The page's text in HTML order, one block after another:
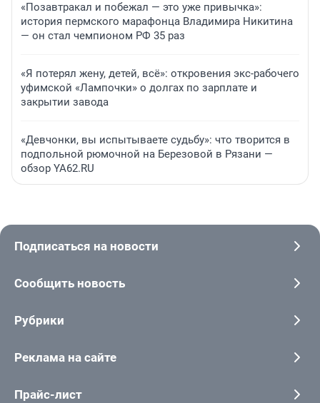
«Позавтракал и побежал — это уже привычка»:
история пермского марафонца Владимира Никитина
— он стал чемпионом РФ 35 раз
«Я потерял жену, детей, всё»: откровения экс-рабочего
уфимской «Лампочки» о долгах по зарплате и
закрытии завода
«Девчонки, вы испытываете судьбу»: что творится в
подпольной рюмочной на Березовой в Рязани —
обзор YA62.RU
Подписаться на новости
Сообщить новость
Рубрики
Реклама на сайте
Прайс-лист